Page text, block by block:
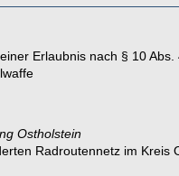
Erlaubnis nach § 10
Ostholstein
Radroutennetz im Kreis